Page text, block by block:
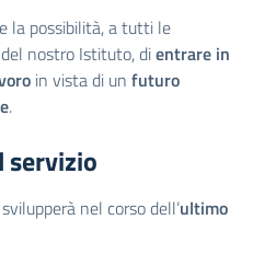
la possibilità, a tutti le
nostro Istituto, dientrare in
in vista di un futuro
.
servizio
nel corso dell’ultimo